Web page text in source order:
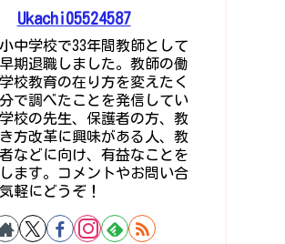
Ukachi05524587
中学校で33年間教師として
期退職しました。教師の働
校教育の在り方を変えたく
で調べたことを発信してい
校の先生、保護者の方、教
方改革に興味がある人、教
などに向け、有益なことを
ます。コメントやお問い合
軽にどうぞ！